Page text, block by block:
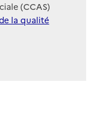
(CCAS)
la qualité